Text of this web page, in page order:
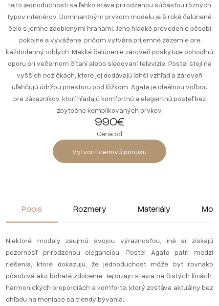
tejto jednoduchosti sa ľahko stáva prirodzenou súčasťou rôznych
typov interiérov. Dominantným prvkom modelu je široké čalúnené
čelo s jemne zaoblenými hranami. Jeho hladké prevedenie pôsobí
pokojne a vyvážene, pričom vytvára príjemné zázemie pre
každodenný oddych. Mäkké čalúnenie zároveň poskytuje pohodlnú
oporu pri večernom čítaní alebo sledovaní televízie. Posteľ stojí na
vyšších nožičkách, ktoré jej dodávajú ľahší vzhľad a zároveň
uľahčujú údržbu priestoru pod lôžkom. Agata je ideálnou voľbou
pre zákazníkov, ktorí hľadajú komfortnú a elegantnú posteľ bez
zbytočne komplikovaných prvkov.
990€
Cena od
Vytvoriť cenovú ponuku
Popis Rozmery Materiály
Niektoré modely zaujmú svojou výraznosťou, iné si získajú
pozornosť prirodzenou eleganciou. Posteľ Agata patrí medzi
riešenia, ktoré dokazujú, že jednoduchosť môže byť rovnako
pôsobivá ako bohaté zdobenie. Jej dizajn stavia na čistých líniách,
harmonických proporciách a komforte, ktorý zostáva aktuálny bez
ohľadu na meniace sa trendy bývania.